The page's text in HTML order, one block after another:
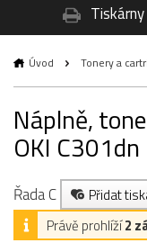
Tiskárny
Úvod Tonery a
Náplně,
OKI C301dn
Řada C
Přidat
Právě prohlíží2